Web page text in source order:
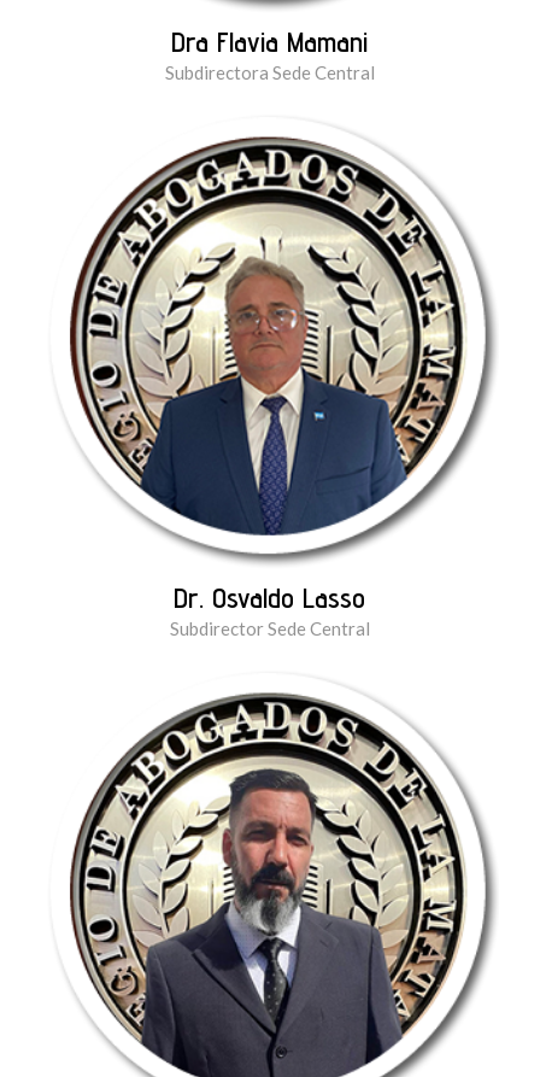
Dra Flavia Mamani
Subdirectora Sede Central
Dr. Osvaldo Lasso
Subdirector Sede Central